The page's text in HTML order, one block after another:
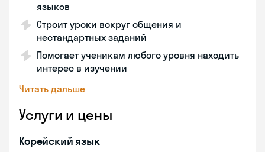
языков
Строит уроки вокруг общения и
нестандартных заданий
Помогает ученикам любого уровня находить
интерес в изучении
Читать дальше
Услуги и цены
Корейский язык